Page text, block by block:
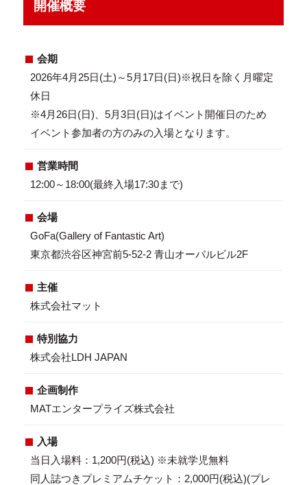
開催概要
会期
2026年4月25日(土)～5月17日(日)※祝日を除く月曜定
休日
※4月26日(日)、5月3日(日)はイベント開催日のため
イベント参加者の方のみの入場となります。
営業時間
12:00～18:00(最終入場17:30まで)
会場
GoFa(Gallery of Fantastic Art)
東京都渋谷区神宮前5-52-2 青山オーバルビル2F
主催
株式会社マット
特別協力
株式会社LDH JAPAN
企画制作
MATエンタープライズ株式会社
入場
当日入場料：1,200円(税込) ※未就学児無料
同人誌つきプレミアムチケット：2,000円(税込)(プレ